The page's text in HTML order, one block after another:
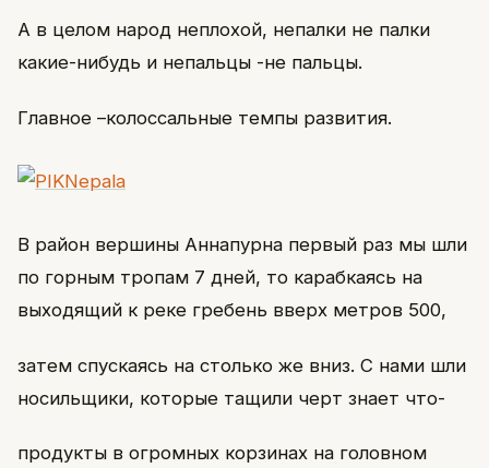
А в целом народ неплохой, непалки не палки
какие-нибудь и непальцы -не пальцы.
Главное –колоссальные темпы развития.
В район вершины Аннапурна первый раз мы шли
по горным тропам 7 дней, то карабкаясь на
выходящий к реке гребень вверх метров 500,
затем спускаясь на столько же вниз. С нами шли
носильщики, которые тащили черт знает что-
продукты в огромных корзинах на головном